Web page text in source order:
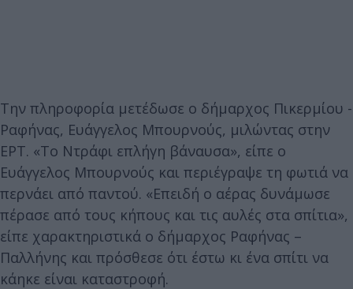
Την πληροφορία μετέδωσε ο δήμαρχος Πικερμίου -
Ραφήνας, Ευάγγελος Μπουρνούς, μιλώντας στην
ΕΡΤ. «To Ντράφι επλήγη βάναυσα», είπε ο
Ευάγγελος Μπουρνούς και περιέγραψε τη φωτιά να
περνάει από παντού. «Επειδή ο αέρας δυνάμωσε
πέρασε από τους κήπους και τις αυλές στα σπίτια»,
είπε χαρακτηριστικά ο δήμαρχος Ραφήνας –
Παλλήνης και πρόσθεσε ότι έστω κι ένα σπίτι να
κάηκε είναι καταστροφή.